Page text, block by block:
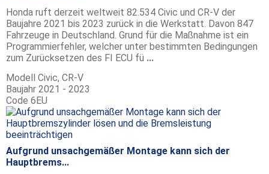
Honda ruft derzeit weltweit 82.534 Civic und CR-V der
Baujahre 2021 bis 2023 zurück in die Werkstatt. Davon 847
Fahrzeuge in Deutschland. Grund für die Maßnahme ist ein
Programmierfehler, welcher unter bestimmten Bedingungen
zum Zurücksetzen des FI ECU fü ...
Modell Civic, CR-V
Baujahr 2021 - 2023
Code 6EU
Aufgrund unsachgemäßer Montage kann sich der
Hauptbrems...